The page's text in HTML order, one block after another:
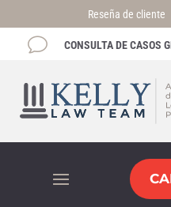
Reseña de cliente
v CONSULTA DE CASOS